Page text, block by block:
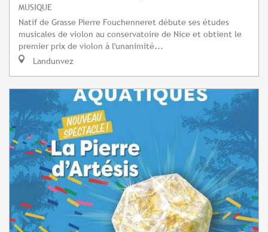
MUSIQUE
Natif de Grasse Pierre Fouchenneret débute ses études
musicales de violon au conservatoire de Nice et obtient le
premier prix de violon à l'unanimité...
Landunvez